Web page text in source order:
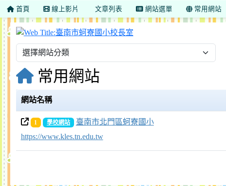
首頁 線上影片 文章列表 網站選單 常用網站
臺南市蚵寮國小校長室
常用網站
網站名稱
1 學校網站
臺南市北門區蚵寮國小
https://www.kles.tn.edu.tw